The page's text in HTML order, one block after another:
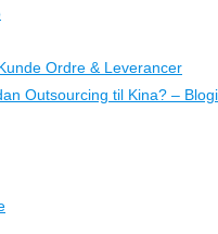
Ordre & Leverancer
Outsourcing til Kina? –